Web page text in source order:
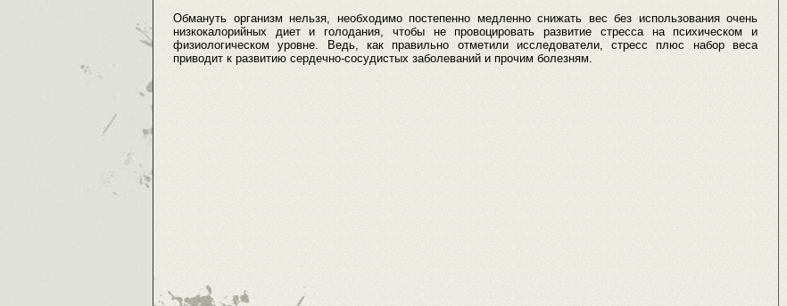
Обмануть организм нельзя, необходимо постепенно медленно снижать вес без использования очень
низкокалорийных диет и голодания, чтобы не провоцировать развитие стресса на психическом и
физиологическом уровне. Ведь, как правильно отметили исследователи, стресс плюс набор веса
приводит к развитию сердечно-сосудистых заболеваний и прочим болезням.